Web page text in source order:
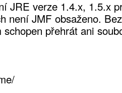
JRE verze 1.4.x, 1.5.x
není JMF obsaženo.
přehrát ani